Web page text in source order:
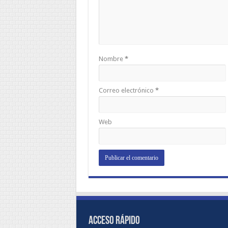
Nombre *
Correo electrónico *
Web
ACCESO RÁPIDO